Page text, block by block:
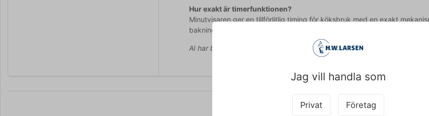
Jag vill handla som
Privat Företag
Hur exakt är timerfunktionen?
Minutvisaren ger en tillförlitlig timing för köksbruk med en exakt
bakning.
AI har bidragit till texten och därför reserverar vi oss för eventuella fel.
Köpt tillsammans med